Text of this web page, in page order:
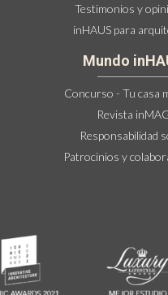
Testimonios y
inHAUS para
Mundo
Concurso - Tu casa
Revista
Responsabilidad
Patrocinios y